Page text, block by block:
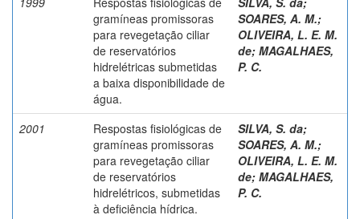
gramíneas promissoras
para revegetação ciliar
de reservatórios
hidrelétricas submetidas
a baixa disponibilidade de
água.
SOARES, A. M.;
OLIVEIRA, L. E. M.
de; MAGALHAES,
P. C.
2001
Respostas fisiológicas de
gramíneas promissoras
para revegetação ciliar
de reservatórios
hidrelétricos, submetidas
à deficiência hídrica.
SILVA, S. da;
SOARES, A. M.;
OLIVEIRA, L. E. M.
de; MAGALHAES,
P. C.